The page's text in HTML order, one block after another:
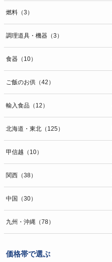
燃料（3）
調理道具・機器（3）
食器（10）
ご飯のお供（42）
輸入食品（12）
北海道・東北（125）
甲信越（10）
関西（38）
中国（30）
九州・沖縄（78）
価格帯で選ぶ